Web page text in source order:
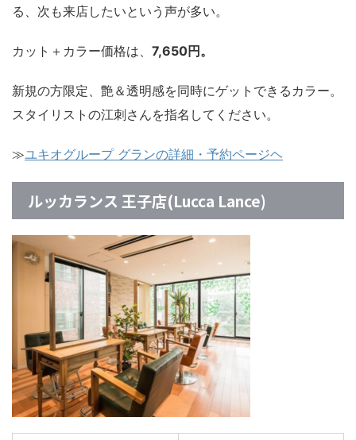
る、次も来店したいという声が多い。
カット＋カラー価格は、 7,650円。
新規の方限定、艶＆透明感を同時にゲットできるカラー。
スタイリストの江刺さんを指名してください。
≫ユキオグループ グランの詳細・予約ページヘ
ルッカランス 王子店(Lucca Lance)